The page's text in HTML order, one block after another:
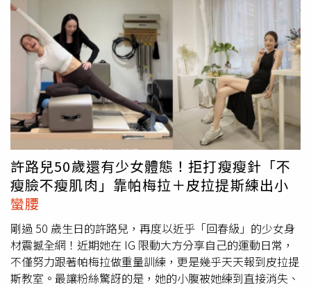
女私藏！8個減脂冷知識：「下午2-4點」是吃甜食的黃金時
間如果真的想吃甜點，韓妞會選在下午2點到4點之間。這段
時間人體體溫最高，代謝最快，且體內一種名為
「BMAL1」的蛋白質（負責囤積脂肪）分泌最少。這時候
吃點甜的，比較不容易轉化為脂肪。韓女私藏！8個減脂冷
知識：美式咖啡 + 檸檬是代謝加速器「冰美式」是韓國人的
血液，但減脂期的韓妞會加一片檸檬！檸檬的維他命C加上
咖啡因，能更有效促進新陳代謝、消除水腫。這個組合被稱
為「Idol水」的升級版，是消腫神器。（圖／取自
skuukzky IG）韓女私藏！8個減脂冷知識：飯後「貼牆站」
15分鐘拒絕小腹婆吃飽飯絕對不坐下！韓國女生習慣飯後找
一面牆，將後腦勺、肩膀、臀部、腳後跟緊貼牆壁站立15分
鐘。這個動作能幫助消化、預防腹部脂肪堆積，還能矯正體
態，是養成筆直美腿和蠻腰的簡單秘訣。韓女私藏！8個減
脂冷知識：保暖腹部韓醫認為「體寒」是肥胖的元兇。韓國
女生非常注重腹部保暖，即使穿短裙也會貼暖暖包在肚子
上。腹部溫暖能促進血液循環，提高基礎代謝率，幫助內臟
許路兒50歲還有少女體態！拒打瘦瘦針「不
瘦臉不瘦肌肉」靠帕梅拉＋皮拉提斯練出小
蠻腰
剛過 50 歲生日的許路兒，再度以近乎「回春級」的少女身
材震撼全網！近期她在 IG 限動大方分享自己的運動日常，
不僅努力跟著帕梅拉做重量訓練，更是幾乎天天報到皮拉提
斯教室。最讓粉絲驚訝的是，她的小腹被她練到直接消失、